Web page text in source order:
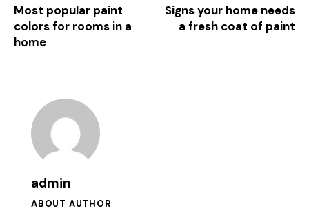
Most popular paint
colors for rooms in a
home
Signs your home needs
a fresh coat of paint
admin
ABOUT AUTHOR